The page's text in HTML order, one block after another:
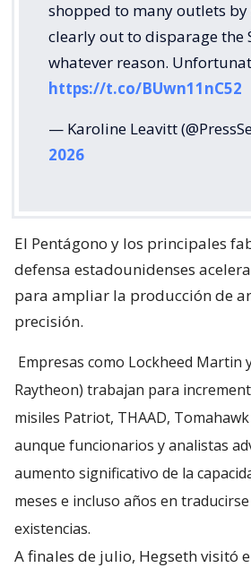
shopped to many outlets by
clearly out to disparage the
whatever reason.
https://t.co/BUwn11nC52
— Karoline Leavitt
2026
El Pentágono y los principales
defensa estadounidenses
para ampliar la producción de
precisión.
Empresas como Lockheed Martin
Raytheon) trabajan para
misiles Patriot, THAAD,
aunque funcionarios y analistas
aumento significativo de la
meses e incluso años en
existencias.
A finales de julio, Hegseth visitó